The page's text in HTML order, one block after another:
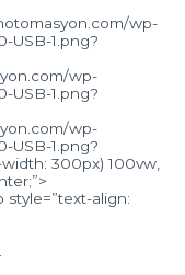
wp-
USB-1.png?
wp-
USB-1.png?
wp-
USB-1.png?
300px) 100vw,
style=”text-align: